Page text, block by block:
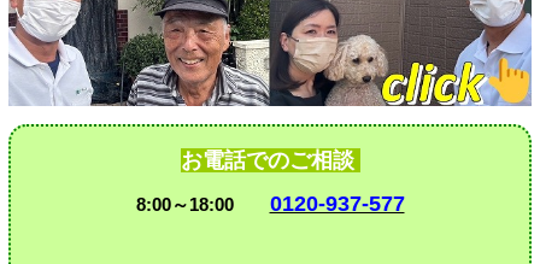
お電話でのご相談
8:00～18:00 0120-937-577